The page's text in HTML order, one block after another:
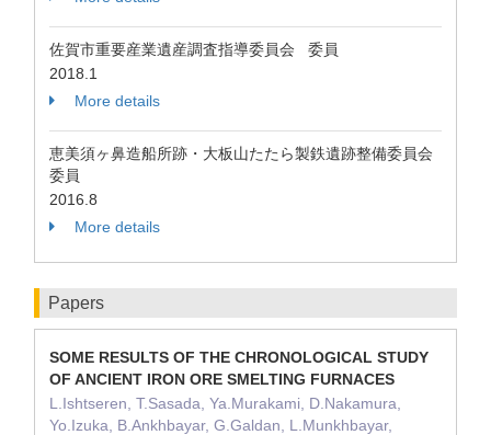
佐賀市重要産業遺産調査指導委員会 委員
2018.1
More details
恵美須ヶ鼻造船所跡・大板山たたら製鉄遺跡整備委員会
委員
2016.8
More details
Papers
SOME RESULTS OF THE CHRONOLOGICAL STUDY
OF ANCIENT IRON ORE SMELTING FURNACES
L.Ishtseren, T.Sasada, Ya.Murakami, D.Nakamura,
Yo.Izuka, B.Ankhbayar, G.Galdan, L.Munkhbayar,